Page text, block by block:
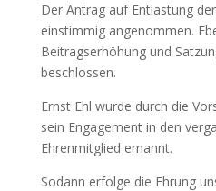
Der Antrag auf Entlastung
einstimmig angenommen.
Beitragserhöhung und
beschlossen.
Ernst Ehl wurde durch die
sein Engagement in den
Ehrenmitglied ernannt.
Sodann erfolge die Ehrung